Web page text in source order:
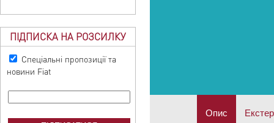
ПІДПИСКА НА РОЗСИЛКУ
Спеціальні пропозиції та
новини Fiat
опис